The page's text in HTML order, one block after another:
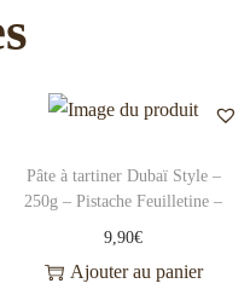
Pâte à tartiner Dubaï Style –
250g – Pistache Feuilletine –
9,90€
Ajouter au panier